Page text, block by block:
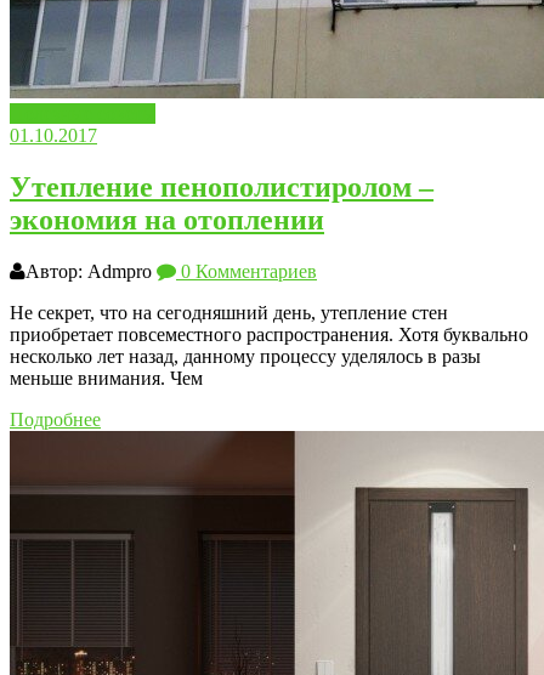
01.10.2017
Утепление пенополистиролом –
экономия на отоплении
Автор: Admpro
0 Комментариев
Не секрет, что на сегодняшний день, утепление стен
приобретает повсеместного распространения. Хотя буквально
несколько лет назад, данному процессу уделялось в разы
меньше внимания. Чем
Подробнее